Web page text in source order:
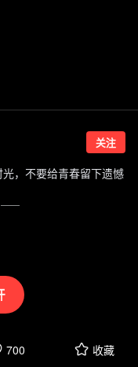
关注
，不要给青春留下遗憾
700 收藏